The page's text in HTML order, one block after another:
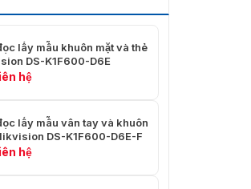
lấy mẫu khuôn mặt và thẻ
DS-K1F600-D6E
hệ
lấy mẫu vân tay và khuôn
DS-K1F600-D6E-F
hệ